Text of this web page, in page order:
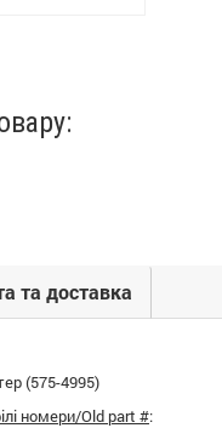
та доставка
(575-4995)
номери/Old part #: